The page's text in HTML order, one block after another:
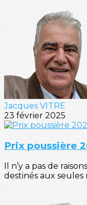
Jacques VITRE
23 février 2025
Prix poussière
Il n’y a pas de
destinés aux seules